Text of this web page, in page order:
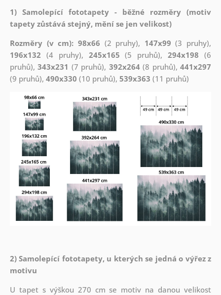
1) Samolepící fototapety - běžné rozměry (motiv
tapety zůstává stejný, mění se jen velikost)
Rozměry (v cm): 98x66 (2 pruhy), 147x99 (3 pruhy),
196x132 (4 pruhy), 245x165 (5 pruhů),294x198 (6
pruhů),343x231 (7 pruhů), 392x264(8 pruhů),441x297
(9 pruhů), 490x330 (10 pruhů), 539x363 (11 pruhů)
2) Samolepící fototapety, u kterých se jedná o výřez z
motivu
U tapet s výškou 270 cm se motiv na danou velikost